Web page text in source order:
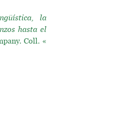
la
hasta el
Coll. «